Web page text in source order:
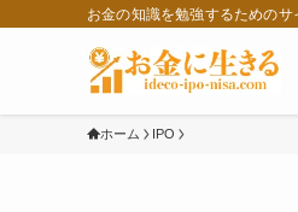
お金の知識を勉強するための
ホーム IPO